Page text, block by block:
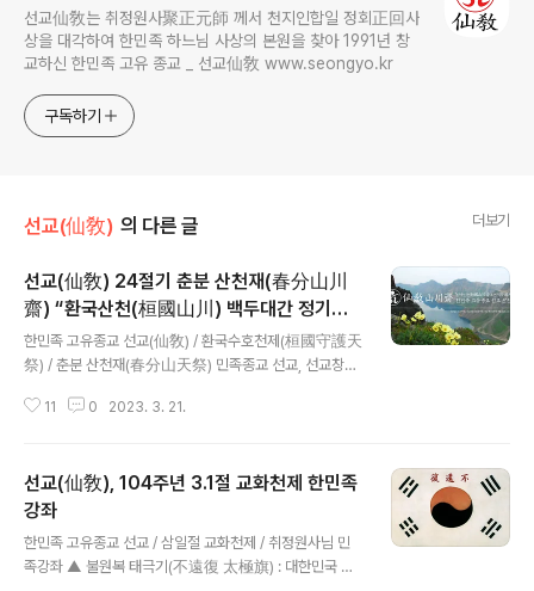
선교仙敎는 취정원사聚正元師 께서 천지인합일 정회正回사
상을 대각하여 한민족 하느님 사상의 본원을 찾아 1991년 창
교하신 한민족 고유 종교 _ 선교仙敎 www.seongyo.kr
구독하기
선교(仙敎) 의 다른 글 더보기
선교(仙敎) 24절기 춘분 산천재(春分山川
齋) “환국산천(桓國山川) 백두대간 정기수
호 천제(天祭)”
한민족 고유종교 선교(仙敎) / 환국수호천제(桓國守護天
祭) / 춘분 산천재(春分山天祭) 민족종교 선교, 선교창교
환기9220년 단기4356년 선기57년 춘분 산천재 산상수
님 환인(桓因)의 나라 대한민국 한반도의 산천을 수호할
사명을 갖는다” _ 선교경전 [선교전(仙敎典)] 「취정원사
교유집」 中 발췌.“24절기의 조화는 환인(桓因)하느님의
향훈이다. 대한민국 한반도는 사계절의 변화가 가장 분명
하고24절기의 특징이 가장 뚜렷. 대한민국은 지구의 중심
11 0 2023. 3. 21.
선교(仙敎), 104주년 3.1절 교화천제 한민족
강좌
한민족 고유종교 선교 / 삼일절 교화천제 / 취정원사님 민
족강좌 ▲ 불원복 태극기(不遠復 太極旗) : 대한민국 국